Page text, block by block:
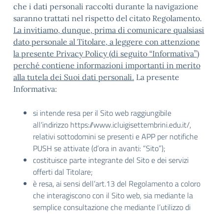
che i dati personali raccolti durante la navigazione
saranno trattati nel rispetto del citato Regolamento.
La invitiamo, dunque, prima di comunicare qualsiasi
dato personale al Titolare, a leggere con attenzione
la presente Privacy Policy (di seguito “Informativa”)
perché contiene informazioni importanti in merito
alla tutela dei Suoi dati personali. La presente
Informativa:
si intende resa per il Sito web raggiungibile
all’indirizzo https://www.icluigisettembrini.edu.it/,
relativi sottodomini se presenti e APP per notifiche
PUSH se attivate (d’ora in avanti: “Sito”);
costituisce parte integrante del Sito e dei servizi
offerti dal Titolare;
è resa, ai sensi dell’art.13 del Regolamento a coloro
che interagiscono con il Sito web, sia mediante la
semplice consultazione che mediante l’utilizzo di